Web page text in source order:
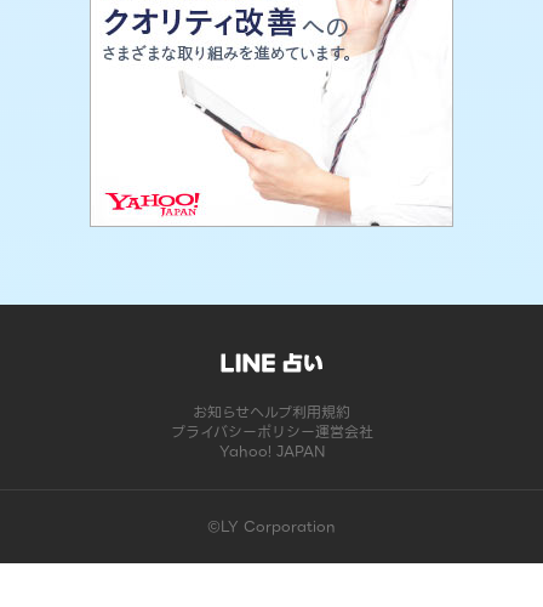
お知らせヘルプ利用規約
プライバシーポリシー運営会社
Yahoo! JAPAN
©LY Corporation
このコンテンツは掲載が終了しました | LINE占い